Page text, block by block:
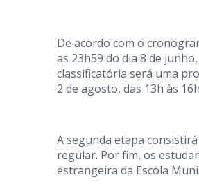
De acordo com o
as 23h59 do dia 8 de
classificatória será uma
2 de agosto, das 13h às
A segunda etapa
regular. Por fim, os
estrangeira da Escola